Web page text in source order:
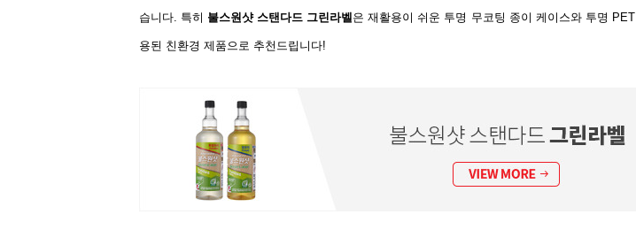
습니다. 특히 불스원샷 스탠다드 그린라벨 은 재활용이 쉬운 투명 무코팅 종이 케이스와 투명 PET
용된 친환경 제품으로 추천드립니다!